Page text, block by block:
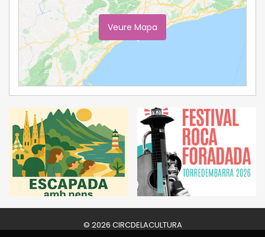
Veure Mapa
© 2026 CIRCDELACULTURA